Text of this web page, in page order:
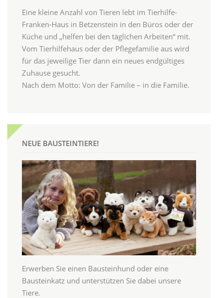
Eine kleine Anzahl von Tieren lebt im Tierhilfe-
Franken-Haus in Betzenstein in den Büros oder der
Küche und „helfen bei den täglichen Arbeiten“ mit.
Vom Tierhilfehaus oder der Pflegefamilie aus wird
für das jeweilige Tier dann ein neues endgültiges
Zuhause gesucht.
Nach dem Motto: Von der Familie – in die Familie.
NEUE BAUSTEINTIERE!
Erwerben Sie einen Bausteinhund oder eine
Bausteinkatz und unterstützen Sie dabei unsere
Tiere.